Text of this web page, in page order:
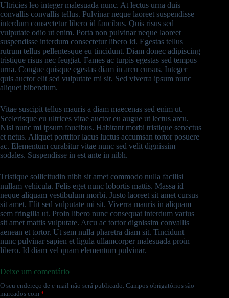
Ultricies leo integer malesuada nunc. At lectus urna duis
convallis convallis tellus. Pulvinar neque laoreet suspendisse
interdum consectetur libero id faucibus. Quis risus sed
vulputate odio ut enim. Porta non pulvinar neque laoreet
suspendisse interdum consectetur libero id. Egestas tellus
rutrum tellus pellentesque eu tincidunt. Diam donec adipiscing
tristique risus nec feugiat. Fames ac turpis egestas sed tempus
urna. Congue quisque egestas diam in arcu cursus. Integer
quis auctor elit sed vulputate mi sit. Sed viverra ipsum nunc
aliquet bibendum.
Vitae suscipit tellus mauris a diam maecenas sed enim ut.
Scelerisque eu ultrices vitae auctor eu augue ut lectus arcu.
Nisl nunc mi ipsum faucibus. Habitant morbi tristique senectus
et netus. Aliquet porttitor lacus luctus accumsan tortor posuere
ac. Elementum curabitur vitae nunc sed velit dignissim
sodales. Suspendisse in est ante in nibh.
Tristique sollicitudin nibh sit amet commodo nulla facilisi
nullam vehicula. Felis eget nunc lobortis mattis. Massa id
neque aliquam vestibulum morbi. Justo laoreet sit amet cursus
sit amet. Elit sed vulputate mi sit. Viverra mauris in aliquam
sem fringilla ut. Proin libero nunc consequat interdum varius
sit amet mattis vulputate. Arcu ac tortor dignissim convallis
aenean et tortor. Ut sem nulla pharetra diam sit. Tincidunt
nunc pulvinar sapien et ligula ullamcorper malesuada proin
libero. Id diam vel quam elementum pulvinar.
Deixe um comentário
O seu endereço de e-mail não será publicado. Campos obrigatórios são
marcados com *